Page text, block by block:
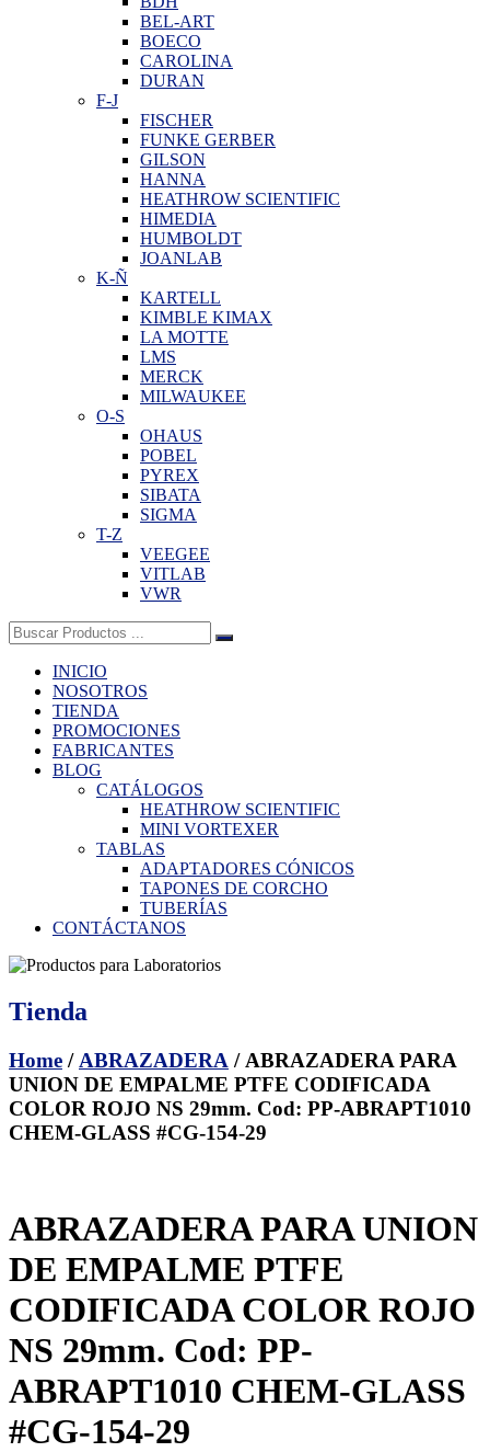
BEL-ART
BOECO
CAROLINA
DURAN
F-J
FISCHER
FUNKE GERBER
GILSON
HANNA
HEATHROW SCIENTIFIC
HIMEDIA
HUMBOLDT
JOANLAB
K-Ñ
KARTELL
KIMBLE KIMAX
LA MOTTE
LMS
MERCK
MILWAUKEE
O-S
OHAUS
POBEL
PYREX
SIBATA
SIGMA
T-Z
VEEGEE
VITLAB
VWR
Buscar:
INICIO
NOSOTROS
TIENDA
PROMOCIONES
FABRICANTES
BLOG
CATÁLOGOS
HEATHROW SCIENTIFIC
MINI VORTEXER
TABLAS
ADAPTADORES CÓNICOS
TAPONES DE CORCHO
TUBERÍAS
CONTÁCTANOS
Tienda
Home /ABRAZADERA / ABRAZADERA PARA
UNION DE EMPALME PTFE CODIFICADA
COLOR ROJO NS 29mm. Cod: PP-ABRAPT1010
CHEM-GLASS #CG-154-29
ABRAZADERA PARA UNION
DE EMPALME PTFE
CODIFICADA COLOR ROJO
NS 29mm. Cod: PP-
ABRAPT1010 CHEM-GLASS
#CG-154-29